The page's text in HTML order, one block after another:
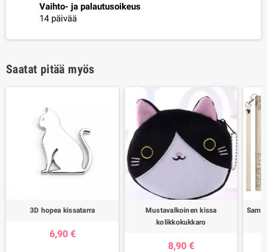
Vaihto- ja palautusoikeus
14 päivää
Saatat pitää myös
3D hopea kissatarra
6,90 €
Mustavalkoinen kissa
kolikkokukkaro
8,90 €